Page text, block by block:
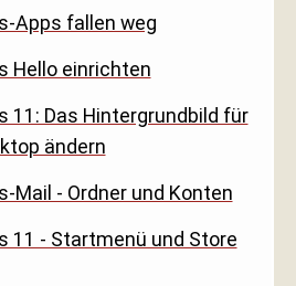
Apps fallen weg
Hello einrichten
11: Das Hintergrundbild für
ändern
Mail - Ordner und Konten
11 - Startmenü und Store